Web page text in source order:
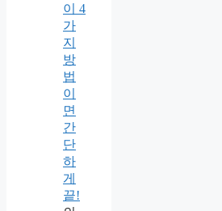
이 4
가
지
방
법
이
면
간
단
하
게
끝!